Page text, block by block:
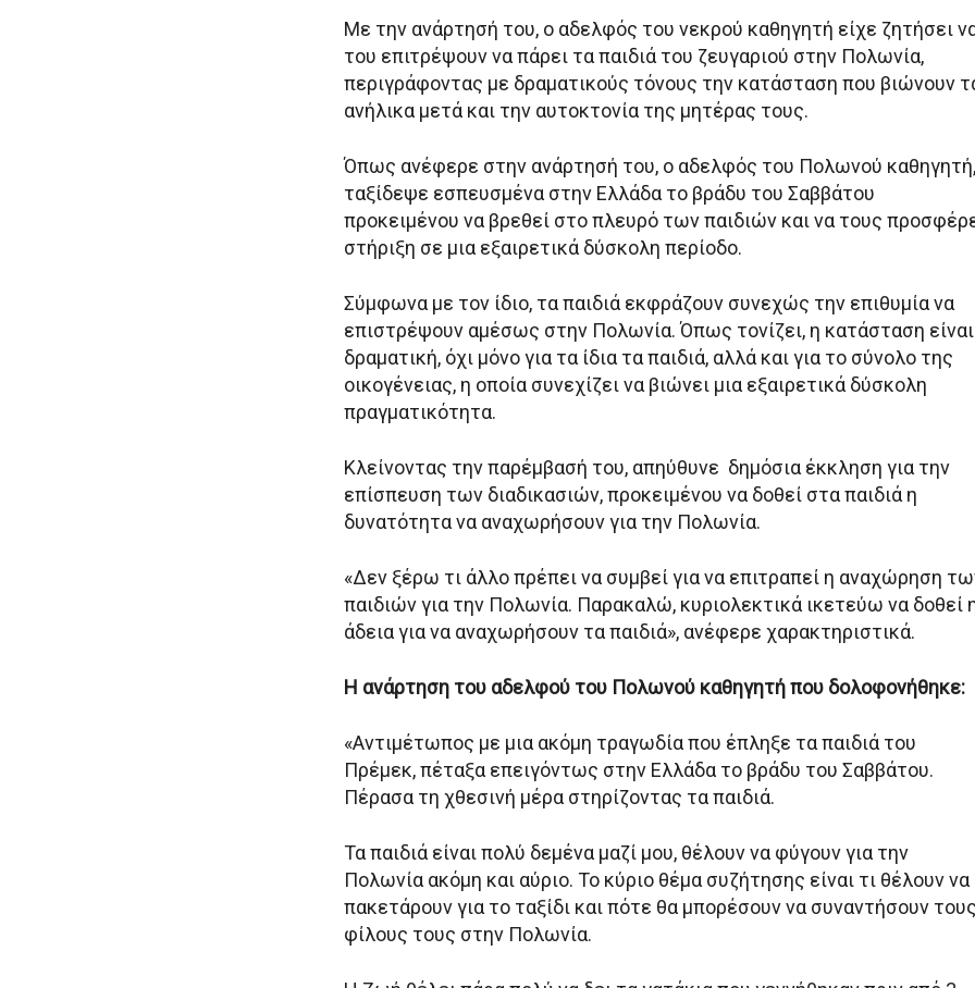
Με την ανάρτησή του, ο αδελφός του νεκρού καθηγητή είχε ζητήσει
του επιτρέψουν να πάρει τα παιδιά του ζευγαριού στην Πολωνία,
περιγράφοντας με δραματικούς τόνους την κατάσταση που βιώνουν
ανήλικα μετά και την αυτοκτονία της μητέρας τους.
Όπως ανέφερε στην ανάρτησή του, ο αδελφός του Πολωνού καθηγητή,
ταξίδεψε εσπευσμένα στην Ελλάδα το βράδυ του Σαββάτου
προκειμένου να βρεθεί στο πλευρό των παιδιών και να τους
στήριξη σε μια εξαιρετικά δύσκολη περίοδο.
Σύμφωνα με τον ίδιο, τα παιδιά εκφράζουν συνεχώς την επιθυμία να
επιστρέψουν αμέσως στην Πολωνία. Όπως τονίζει, η κατάσταση είναι
δραματική, όχι μόνο για τα ίδια τα παιδιά, αλλά και για το σύνολο της
οικογένειας, η οποία συνεχίζει να βιώνει μια εξαιρετικά δύσκολη
πραγματικότητα.
Κλείνοντας την παρέμβασή του, απηύθυνε δημόσια έκκληση για την
επίσπευση των διαδικασιών, προκειμένου να δοθεί στα παιδιά η
δυνατότητα να αναχωρήσουν για την Πολωνία.
«Δεν ξέρω τι άλλο πρέπει να συμβεί για να επιτραπεί η αναχώρηση
παιδιών για την Πολωνία. Παρακαλώ, κυριολεκτικά ικετεύω να δοθεί
άδεια για να αναχωρήσουν τα παιδιά», ανέφερε χαρακτηριστικά.
Η ανάρτηση του αδελφού του Πολωνού καθηγητή που δολοφονήθηκε:
«Αντιμέτωπος με μια ακόμη τραγωδία που έπληξε τα παιδιά του
Πρέμεκ, πέταξα επειγόντως στην Ελλάδα το βράδυ του Σαββάτου.
Πέρασα τη χθεσινή μέρα στηρίζοντας τα παιδιά.
Τα παιδιά είναι πολύ δεμένα μαζί μου, θέλουν να φύγουν για την
Πολωνία ακόμη και αύριο. Το κύριο θέμα συζήτησης είναι τι θέλουν να
πακετάρουν για το ταξίδι και πότε θα μπορέσουν να συναντήσουν τους
φίλους τους στην Πολωνία.